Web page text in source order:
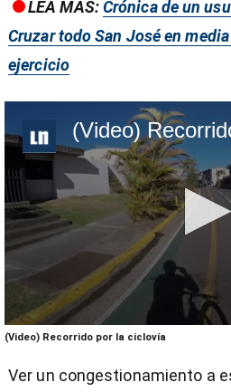
LEA MÁS:Crónica de un
Cruzar todo San José en
ejercicio
(Video)
0
seconds
3
(Video) Recorrido por la ciclovía
Ver un congestionamiento a